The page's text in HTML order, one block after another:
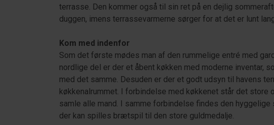
terrasse. Den kommer også til sin ret på en dejlig
duggen, imens terrassevarmerne sørger for at det er lunt
Kom med indenfor
Som det første mødes man af den rummelige entré med
nordlige del er der et åbent køkken med moderne inventar,
med det samme. Desuden er der et godt udsyn til havens
køkkenalrummet. I forbindelse med køkkenet står det
samle alle mand. I samme forbindelse findes den
der kan spilles brætspil til den store guldmedalje.